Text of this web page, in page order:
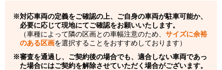
対応車両の定義をご確認の上、ご自身の車両が駐車可能か、
必要に応じて現地にてご確認をお願いいたします。
（車種によって隣の区画との車幅注意のため、 サイズに余裕
のある区画を選択することをおすすめしております）
審査を通過し、ご契約後の場合でも、適合しない車両であっ
た場合にはご契約を解除させていただく場合がございます。